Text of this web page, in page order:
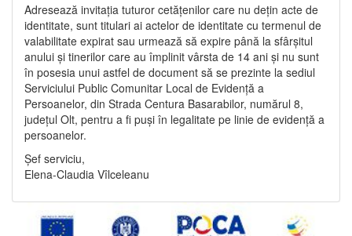
Adresează invitația tuturor cetățenilor care nu dețin acte de
identitate, sunt titulari ai actelor de identitate cu termenul de
valabilitate expirat sau urmează să expire până la sfârșitul
anului și tinerilor care au împlinit vârsta de 14 ani și nu sunt
în posesia unui astfel de document să se prezinte la sediul
Serviciului Public Comunitar Local de Evidență a
Persoanelor, din Strada Centura Basarabilor, numărul 8,
județul Olt, pentru a fi puși în legalitate pe linie de evidență a
persoanelor.
Șef serviciu,
Elena-Claudia Vîlceleanu